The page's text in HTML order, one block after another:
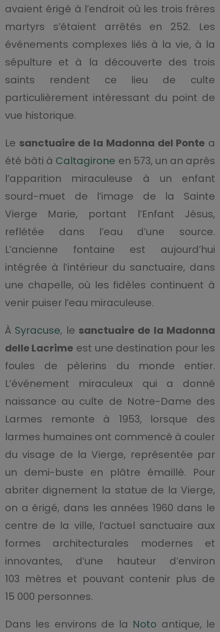
avaient érigé à l’endroit où les trois frères
martyrs s’étaient arrêtés en 252. Les
événements complexes liés à la vie, à la
sépulture et à la découverte des trois
saints rendent ce lieu de culte
particulièrement intéressant du point de
vue historique.
Le sanctuaire de la Madonna del Ponte a
été bâti à Caltagirone en 573, un an après
l’apparition miraculeuse à un enfant
sourd-muet de l’image de la Sainte
Vierge Marie, portant l’Enfant Jésus,
reflétée dans l’eau d’une source.
L’ancienne fontaine est aujourd’hui
intégrée à l’intérieur du sanctuaire, dans
une chapelle, où les fidèles continuent à
venir puiser l’eau miraculeuse.
À Syracuse, le sanctuaire de la Madonna
delle Lacrime est une destination pour les
foules de pèlerins du monde entier.
L’événement miraculeux qui a donné
naissance au culte de Notre-Dame des
Larmes remonte à 1953, lorsque des
larmes humaines ont commencé à couler
du visage de la Vierge, représentée par
un demi-buste en plâtre émaillé. Pour
abriter dignement la statue de la Vierge,
on a érigé, dans les années 1960 dans le
centre de la ville, l’actuel sanctuaire aux
formes architecturales modernes et
innovantes, d’une hauteur d’environ
103 mètres et pouvant contenir plus de
15 000 personnes.
Dans les environs de la Noto antique, le